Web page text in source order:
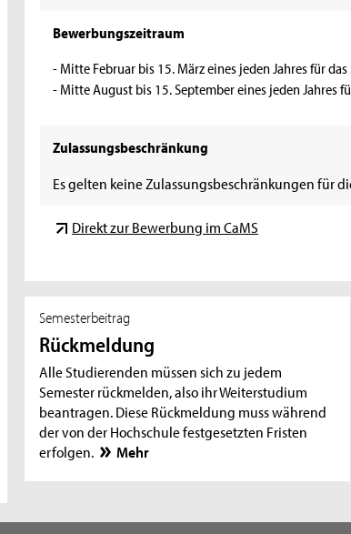
Bewerbungszeitraum
- Mitte Februar bis 15. März eines jeden Jahres für
- Mitte August bis 15. September eines jeden Jahres
Zulassungsbeschränkung
Es gelten keine Zulassungsbeschränkungen für
Direkt zur Bewerbung im CaMS
Semesterbeitrag
Rückmeldung
Alle Studierenden müssen sich zu jedem
Semester rückmelden, also ihr Weiterstudium
beantragen. Diese Rückmeldung muss während
der von der Hochschule festgesetzten Fristen
erfolgen.
Mehr